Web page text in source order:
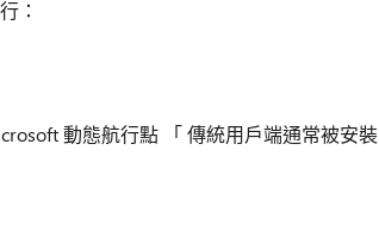
：
動態航行點 「 傳統用戶端通常被安裝